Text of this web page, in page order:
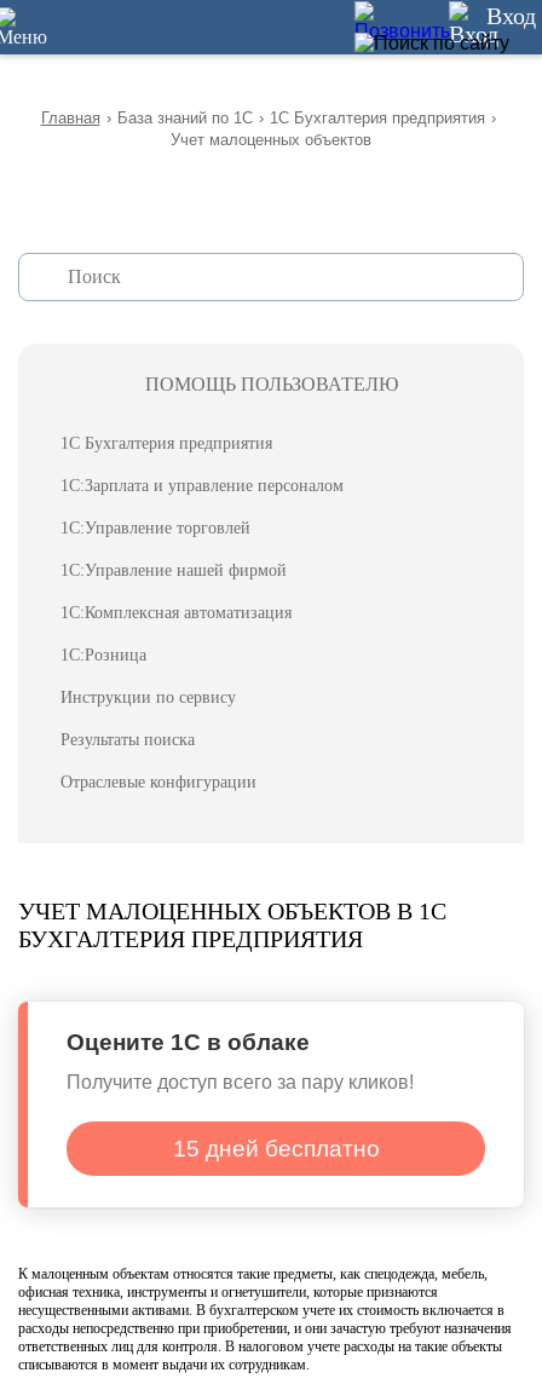
12 Вход
Главная › База знаний по 1С › 1С Бухгалтерия предприятия ›
Учет малоценных объектов
ПОМОЩЬ ПОЛЬЗОВАТЕЛЮ
1С Бухгалтерия предприятия
1С:Зарплата и управление персоналом
1С:Управление торговлей
1С:Управление нашей фирмой
1С:Комплексная автоматизация
1С:Розница
Инструкции по сервису
Результаты поиска
Отраслевые конфигурации
УЧЕТ МАЛОЦЕННЫХ ОБЪЕКТОВ В 1С
БУХГАЛТЕРИЯ ПРЕДПРИЯТИЯ
Оцените 1С в облаке
Получите доступ всего за пару кликов!
15 дней бесплатно
К малоценным объектам относятся такие предметы, как спецодежда, мебель,
офисная техника, инструменты и огнетушители, которые признаются
несущественными активами. В бухгалтерском учете их стоимость включается в
расходы непосредственно при приобретении, и они зачастую требуют назначения
ответственных лиц для контроля. В налоговом учете расходы на такие объекты
списываются в момент выдачи их сотрудникам.